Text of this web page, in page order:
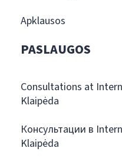
Apklausos
PASLAUGOS
Consultations at
Klaipėda
Консультации в
Klaipėda